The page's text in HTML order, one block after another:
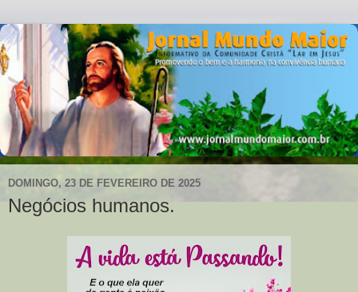
DOMINGO, 23 DE FEVEREIRO DE 2025
Negócios humanos.